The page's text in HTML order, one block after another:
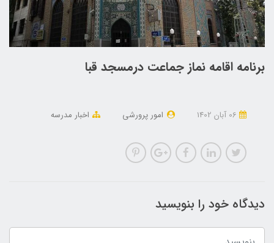
برنامه اقامه نماز جماعت درمسجد قبا
امور پرورشی اخبار مدرسه
دیدگاه خود را بنویسید